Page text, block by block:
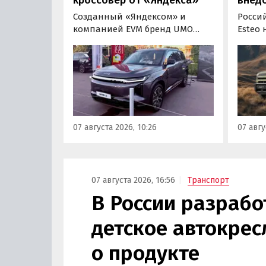
Созданный «Яндексом» и
компанией EVM бренд UMO
на свою вторую модель
- полноразмерный гибридный
кроссовер UMO 8 с полным
приводом. Его уже можно
заказать в двух версиях: Max за
5 915 000 рублей и Ultra за 6 415
000 рублей без учета
07 августа 2026, 10:26
Esteo
типа,
07
07 августа 2026, 16:56 Транспорт
В России
детское
о продукте